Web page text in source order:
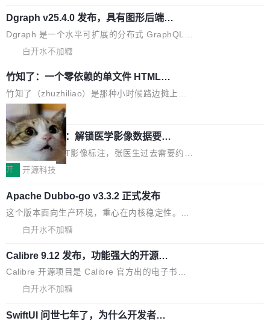
6的终端设备已突破7000万台，注册开发者数量
已突破 1100 万。随着鸿蒙生态汇聚越来越多的
zen 9000/8000/7000系列处理器，并针对X3D
处理器特性进行平台级优化。其搭载X3D鸡血模
式2.0，可根据不同使用场景释放处理器潜力，
能表现。 在核心规格方面，B850 AO...
窗口推了又推。好到合进 main 分支的代码，我
们自己都没看完。 这事不是个例。GitLab 调研
过 1528 名开发者，85% 说 AI 把瓶颈从写代码
码、把关发版这两道关，还得靠人肉扛。 V5.0
想让 AI 一起盯。
Dgraph v25.4.0 发布，具有图形后端的
原生 GraphQL 数据库
Dgraph 是一个水平可扩展的分布式 GraphQL
数据库，有一个图形后端。作为一个原生的 Gra
方式，以优化查询性能和吞吐量，减少集群中的
磁盘寻道和网络调用。 Dgraph v25.4.0 现已发
布，具体更新内容包括： feat(zero)：Zero 现
支持 --security superflag（token=...;whitelist
=...），与 Alpha 版本的格式一致，并据此对其
管理 HTTP 端点进行授权。 <blockquote> <p>
<span><strong>警告：</strong>&nbsp;Zero
的 admin ...
白开水不加糖
竹知了：一个零依赖的单文件 HTML，
把儿时竹蝉玩具搬进浏览器
竹知了（zhuzhiliao）是那种小时候路边摊上几
块钱的玩意儿——一根小竹签，一个竹筒，一头
系着涂了松香的线。甩起来，竹膜震动，发出“哇
——哇”的蝉鸣声。实物越来越难找了，有开发者
把它做成了 Web 玩具，放在 zhuzhiliao.imsai.c
c 上，并在 GitHub 开源。 玩法很简单：按住屏
（圈/秒），声音来自真实竹知了录音的 1.72 秒
采样，无缝循环。音频解码失败时，还有一套合
擎是绳系质点模型：重力、弹性绳（只拉不
推）、空气阻力，1/240 秒定步长积...
局
30倍效率升级：解锁医学影像数据要素
价值化的真实路径
完成一例腹部CT影像标注，张医生过去需要约1
20个小时。他必须在数百张连续影像上，一笔一
用东软飞标医学影像标注平台，同样的工作缩短
至4小时，效率提升30倍。 这组数字背后，改变
的不只是速度，而是把医学影像转化为AI能力的
庞大，但不能直接用于训练模型。器官、病灶和
组织边界，必须由专业医生逐层识别、标记和校
正，才能成为机器能理解的高质量数据。医学影
的时间。 张医生是某三甲医院放射科副主任医
开 开源科技
Apache Dubbo-go v3.3.2 正式发布
这个版本面向生产环境，重心在内核稳定性。我
们彻底收敛了旧配置体系，扩展了 Triple 协议与
理，同时集中修了并发安全、资源泄漏和热路径
性能问题。
白开水不加糖
Calibre 9.12 发布，功能强大的开源电
子书工具
Calibre 开源项目是 Calibre 官方出的电子书管
理工具。它可以查看，转换，编辑和分类所有主
以在 Linux、Windows 和 macOS 上运行。 Cal
白开水不加糖
SwiftUI 问世七年了，为什么开发者还